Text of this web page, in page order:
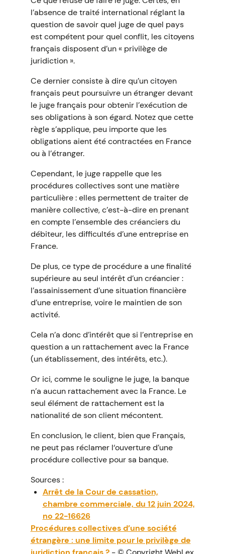
l’absence de traité international réglant la
question de savoir quel juge de quel pays
est compétent pour quel conflit, les citoyens
français disposent d’un « privilège de
juridiction ».
Ce dernier consiste à dire qu’un citoyen
français peut poursuivre un étranger devant
le juge français pour obtenir l’exécution de
ses obligations à son égard. Notez que cette
règle s’applique, peu importe que les
obligations aient été contractées en France
ou à l’étranger.
Cependant, le juge rappelle que les
procédures collectives sont une matière
particulière : elles permettent de traiter de
manière collective, c’est-à-dire en prenant
en compte l’ensemble des créanciers du
débiteur, les difficultés d’une entreprise en
France.
De plus, ce type de procédure a une finalité
supérieure au seul intérêt d’un créancier :
l’assainissement d’une situation financière
d’une entreprise, voire le maintien de son
activité.
Cela n’a donc d’intérêt que si l’entreprise en
question a un rattachement avec la France
(un établissement, des intérêts, etc.).
Or ici, comme le souligne le juge, la banque
n’a aucun rattachement avec la France. Le
seul élément de rattachement est la
nationalité de son client mécontent.
En conclusion, le client, bien que Français,
ne peut pas réclamer l‘ouverture d’une
procédure collective pour sa banque.
Sources :
Arrêt de la Cour de cassation,
chambre commerciale, du 12 juin 2024,
no 22-16626
Procédures collectives d’une société
étrangère : une limite pour le privilège de